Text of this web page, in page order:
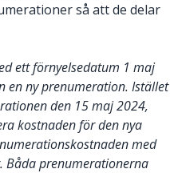
så att de delar
ett förnyelsedatum 1 maj
en ny prenumeration. Istället
den 15 maj 2024,
kostnaden för den nya
med
Båda prenumerationerna